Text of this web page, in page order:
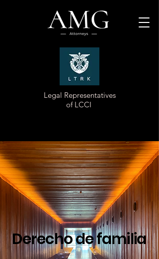
Legal Representatives
of LCCI
Derecho de familia